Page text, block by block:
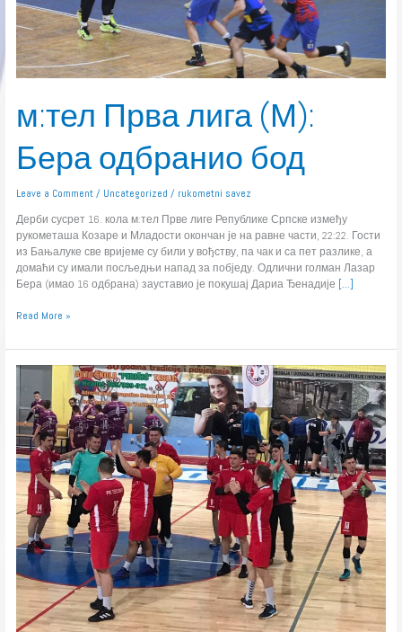
м:тел Прва лига (М):
Бера одбранио бод
Leave a Comment / Uncategorized / rukometni savez
Дерби сусрет 16. кола м:тел Прве лиге Републике Српске између
рукометаша Козаре и Младости окончан је на равне части, 22:22. Гости
из Бањалуке све вријеме су били у вођству, па чак и са пет разлике, а
домаћи су имали посљедњи напад за побједу. Одлични голман Лазар
Бера (имао 16 одбрана) зауставио је покушај Дариа Ђенадије […]
Read More »
м:тел
Друга
лига:
Лидер
руши
редом